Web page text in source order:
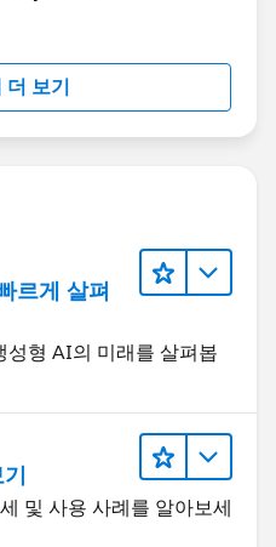
더 보기
르게 살펴
성형 AI의 미래를 살펴봅
및 사용 사례를 알아보세